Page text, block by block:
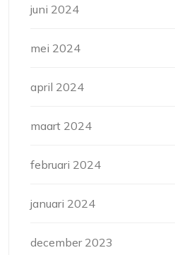
juni 2024
mei 2024
april 2024
maart 2024
februari 2024
januari 2024
december 2023